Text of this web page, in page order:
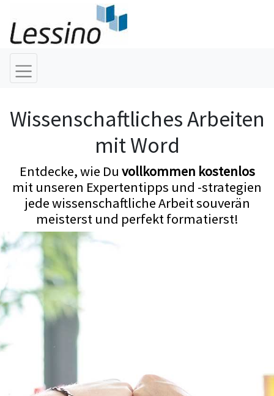
Wissenschaftliches Arbeiten
mit Word
Entdecke, wie Du vollkommen kostenlos
mit unseren Expertentipps und -strategien
jede wissenschaftliche Arbeit souverän
meisterst und perfekt formatierst!